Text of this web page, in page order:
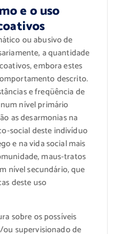
e o uso
ou abusivo de
a quantidade
embora estes
descrito.
e freqüência de
nível primário
as desarmonias na
social deste indivíduo
e na vida social mais
maus-tratos
nível secundário, que
deste uso
sobre os possíveis
supervisionado de